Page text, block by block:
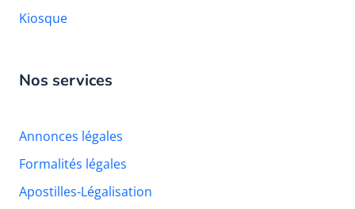
Kiosque
Nos services
Annonces légales
Formalités légales
Apostilles-Légalisation